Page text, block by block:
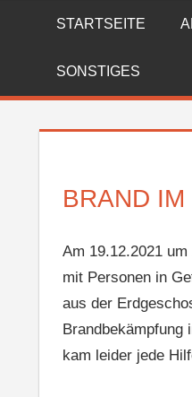
STARTSEITE
SONSTIGES
BRAND
Am 19.12.2021
mit Personen in
aus der
Brandbekämpfung
kam leider jede